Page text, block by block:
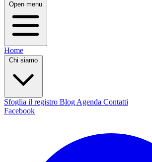
Open menu
Home
Chi siamo
Sfoglia il registro Blog Agenda Contatti
Facebook